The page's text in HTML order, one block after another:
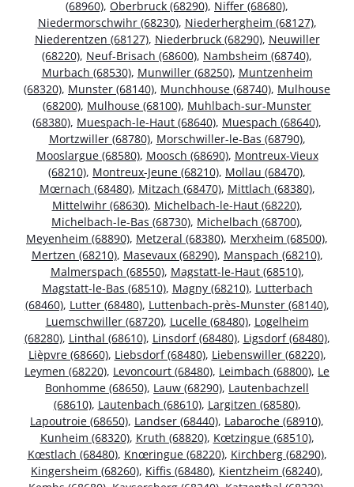
(68960), Oberbruck (68290), Niffer (68680),
Niedermorschwihr (68230), Niederhergheim (68127),
Niederentzen (68127), Niederbruck (68290), Neuwiller
(68220), Neuf-Brisach (68600), Nambsheim (68740),
Murbach (68530), Munwiller (68250), Muntzenheim
(68320), Munster (68140), Munchhouse (68740), Mulhouse
(68200), Mulhouse (68100), Muhlbach-sur-Munster
(68380), Muespach-le-Haut (68640), Muespach (68640),
Mortzwiller (68780), Morschwiller-le-Bas (68790),
Mooslargue (68580), Moosch (68690), Montreux-Vieux
(68210), Montreux-Jeune (68210), Mollau (68470),
Mœrnach (68480), Mitzach (68470), Mittlach (68380),
Mittelwihr (68630), Michelbach-le-Haut (68220),
Michelbach-le-Bas (68730), Michelbach (68700),
Meyenheim (68890), Metzeral (68380), Merxheim (68500),
Mertzen (68210), Masevaux (68290), Manspach (68210),
Malmerspach (68550), Magstatt-le-Haut (68510),
Magstatt-le-Bas (68510), Magny (68210), Lutterbach
(68460), Lutter (68480), Luttenbach-près-Munster (68140),
Luemschwiller (68720), Lucelle (68480), Logelheim
(68280), Linthal (68610), Linsdorf (68480), Ligsdorf (68480),
Lièpvre (68660), Liebsdorf (68480), Liebenswiller (68220),
Leymen (68220), Levoncourt (68480), Leimbach (68800), Le
Bonhomme (68650), Lauw (68290), Lautenbachzell
(68610), Lautenbach (68610), Largitzen (68580),
Lapoutroie (68650), Landser (68440), Labaroche (68910),
Kunheim (68320), Kruth (68820), Kœtzingue (68510),
Kœstlach (68480), Knœringue (68220), Kirchberg (68290),
Kingersheim (68260), Kiffis (68480), Kientzheim (68240),